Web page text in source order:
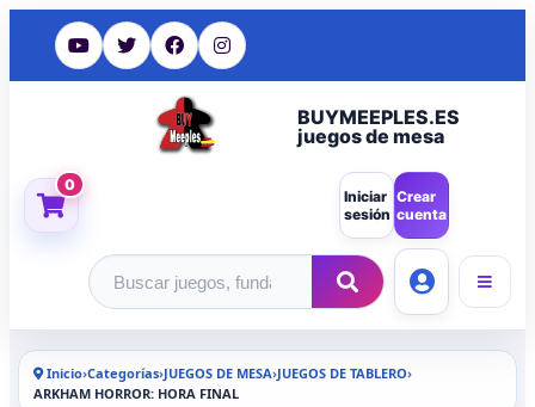
BUYMEEPLES.ES
juegos de mesa
0
Iniciar
sesión
Crear
cuenta
Buscar productos
Inicio›Categorías›JUEGOS DE MESA›JUEGOS DE TABLERO›
ARKHAM HORROR: HORA FINAL